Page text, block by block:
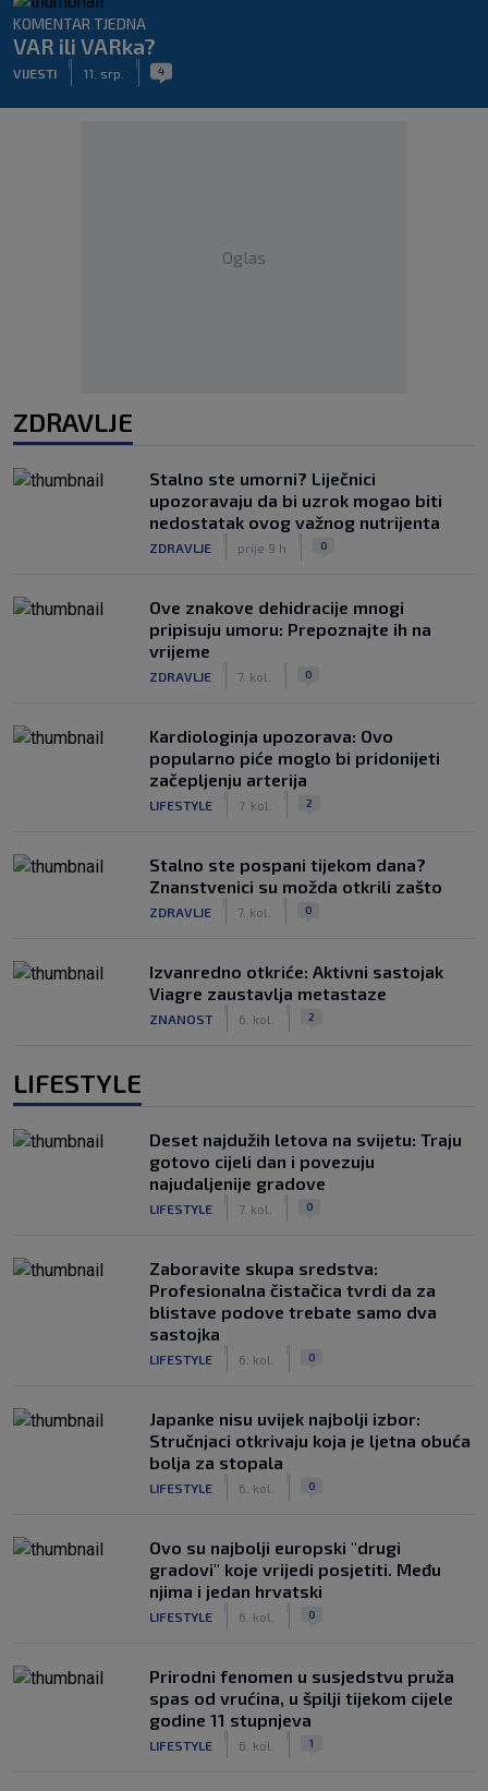
KOMENTAR TJEDNA
VAR ili VARka?
VIJESTI 11. srp. 4
Oglas
ZDRAVLJE
Stalno ste umorni? Liječnici
upozoravaju da bi uzrok mogao biti
nedostatak ovog važnog nutrijenta
ZDRAVLJE prije 9 h 0
Ove znakove dehidracije mnogi
pripisuju umoru: Prepoznajte ih na
vrijeme
ZDRAVLJE 7. kol. 0
Kardiologinja upozorava: Ovo
popularno piće moglo bi pridonijeti
začepljenju arterija
LIFESTYLE 7. kol. 2
Stalno ste pospani tijekom dana?
Znanstvenici su možda otkrili zašto
ZDRAVLJE 7. kol. 0
Izvanredno otkriće: Aktivni sastojak
Viagre zaustavlja metastaze
ZNANOST 6. kol. 2
LIFESTYLE
Deset najdužih letova na svijetu: Traju
gotovo cijeli dan i povezuju
najudaljenije gradove
LIFESTYLE 7. kol. 0
Zaboravite skupa sredstva:
Profesionalna čistačica tvrdi da za
blistave podove trebate samo dva
sastojka
LIFESTYLE 6. kol. 0
Japanke nisu uvijek najbolji izbor:
Stručnjaci otkrivaju koja je ljetna obuća
bolja za stopala
LIFESTYLE 6. kol. 0
Ovo su najbolji europski "drugi
gradovi" koje vrijedi posjetiti. Među
njima i jedan hrvatski
LIFESTYLE 6. kol. 0
Prirodni fenomen u susjedstvu pruža
spas od vrućina, u špilji tijekom cijele
godine 11 stupnjeva
LIFESTYLE 6. kol. 1